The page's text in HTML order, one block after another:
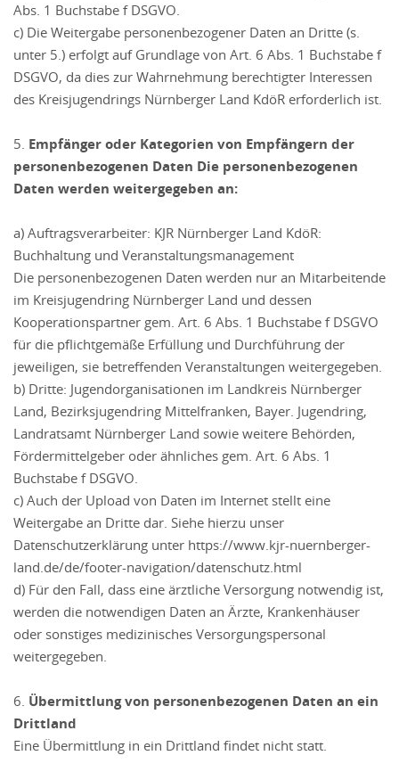
Abs. 1 Buchstabe f DSGVO.
c) Die Weitergabe personenbezogener Daten an Dritte (s.
unter 5.) erfolgt auf Grundlage von Art. 6 Abs. 1 Buchstabe f
DSGVO, da dies zur Wahrnehmung berechtigter Interessen
des Kreisjugendrings Nürnberger Land KdöR erforderlich ist.
5. Empfänger oder Kategorien von Empfängern der
personenbezogenen Daten Die personenbezogenen
Daten werden weitergegeben an:
a) Auftragsverarbeiter: KJR Nürnberger Land KdöR:
Buchhaltung und Veranstaltungsmanagement
Die personenbezogenen Daten werden nur an Mitarbeitende
im Kreisjugendring Nürnberger Land und dessen
Kooperationspartner gem. Art. 6 Abs. 1 Buchstabe f DSGVO
für die pflichtgemäße Erfüllung und Durchführung der
jeweiligen, sie betreffenden Veranstaltungen weitergegeben.
b) Dritte: Jugendorganisationen im Landkreis Nürnberger
Land, Bezirksjugendring Mittelfranken, Bayer. Jugendring,
Landratsamt Nürnberger Land sowie weitere Behörden,
Fördermittelgeber oder ähnliches gem. Art. 6 Abs. 1
Buchstabe f DSGVO.
c) Auch der Upload von Daten im Internet stellt eine
Weitergabe an Dritte dar. Siehe hierzu unser
Datenschutzerklärung unter https://www.kjr-nuernberger-
land.de/de/footer-navigation/datenschutz.html
d) Für den Fall, dass eine ärztliche Versorgung notwendig ist,
werden die notwendigen Daten an Ärzte, Krankenhäuser
oder sonstiges medizinisches Versorgungspersonal
weitergegeben.
6. Übermittlung von personenbezogenen Daten an ein
Drittland
Eine Übermittlung in ein Drittland findet nicht statt.